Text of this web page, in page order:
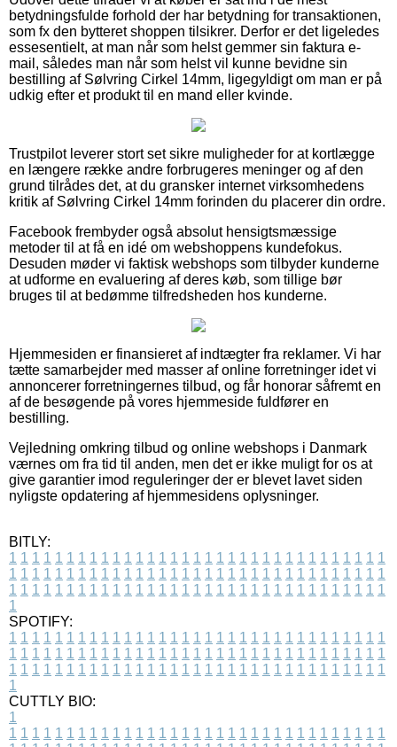
betydningsfulde forhold der har betydning for transaktionen,
som fx den bytteret shoppen tilsikrer. Derfor er det ligeledes
essesentielt, at man når som helst gemmer sin faktura e-
mail, således man når som helst vil kunne bevidne sin
bestilling af Sølvring Cirkel 14mm, ligegyldigt om man er på
udkig efter et produkt til en mand eller kvinde.
Trustpilot leverer stort set sikre muligheder for at kortlægge
en længere række andre forbrugeres meninger og af den
grund tilrådes det, at du gransker internet virksomhedens
kritik af Sølvring Cirkel 14mm forinden du placerer din ordre.
Facebook frembyder også absolut hensigtsmæssige
metoder til at få en idé om webshoppens kundefokus.
Desuden møder vi faktisk webshops som tilbyder kunderne
at udforme en evaluering af deres køb, som tillige bør
bruges til at bedømme tilfredsheden hos kunderne.
Hjemmesiden er finansieret af indtægter fra reklamer. Vi har
tætte samarbejder med masser af online forretninger idet vi
annoncerer forretningernes tilbud, og får honorar såfremt en
af de besøgende på vores hjemmeside fuldfører en
bestilling.
Vejledning omkring tilbud og online webshops i Danmark
værnes om fra tid til anden, men det er ikke muligt for os at
give garantier imod reguleringer der er blevet lavet siden
nyligste opdatering af hjemmesidens oplysninger.
BITLY:
1 1 1 1 1 1 1 1 1 1 1 1 1 1 1 1 1 1 1 1 1 1 1 1 1 1 1 1 1 1 1 1 1
1 1 1 1 1 1 1 1 1 1 1 1 1 1 1 1 1 1 1 1 1 1 1 1 1 1 1 1 1 1 1 1 1
1 1 1 1 1 1 1 1 1 1 1 1 1 1 1 1 1 1 1 1 1 1 1 1 1 1 1 1 1 1 1 1 1
1
SPOTIFY:
1 1 1 1 1 1 1 1 1 1 1 1 1 1 1 1 1 1 1 1 1 1 1 1 1 1 1 1 1 1 1 1 1
1 1 1 1 1 1 1 1 1 1 1 1 1 1 1 1 1 1 1 1 1 1 1 1 1 1 1 1 1 1 1 1 1
1 1 1 1 1 1 1 1 1 1 1 1 1 1 1 1 1 1 1 1 1 1 1 1 1 1 1 1 1 1 1 1 1
1
CUTTLY BIO:
1
1 1 1 1 1 1 1 1 1 1 1 1 1 1 1 1 1 1 1 1 1 1 1 1 1 1 1 1 1 1 1 1 1